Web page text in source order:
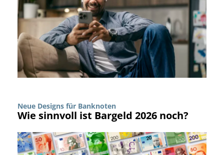
Neue Designs für Banknoten
Wie sinnvoll ist Bargeld 2026 noch?